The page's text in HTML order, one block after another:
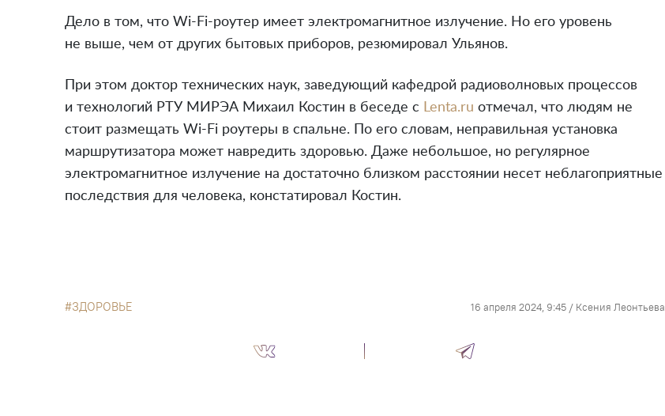
Дело в том, что Wi-Fi-роутер имеет электромагнитное излучение. Но его уровень
не выше, чем от других бытовых приборов, резюмировал Ульянов.
При этом доктор технических наук, заведующий кафедрой радиоволновых процессов
и технологий РТУ МИРЭА Михаил Костин в беседе с Lenta.ru отмечал, что людям не
стоит размещать Wi-Fi роутеры в спальне. По его словам, неправильная установка
маршрутизатора может навредить здоровью. Даже небольшое, но регулярное
электромагнитное излучение на достаточно близком расстоянии несет неблагоприятные
последствия для человека, констатировал Костин.
ЗДОРОВЬЕ 16 апреля 2024, 9:45 / Ксения Леонтьева